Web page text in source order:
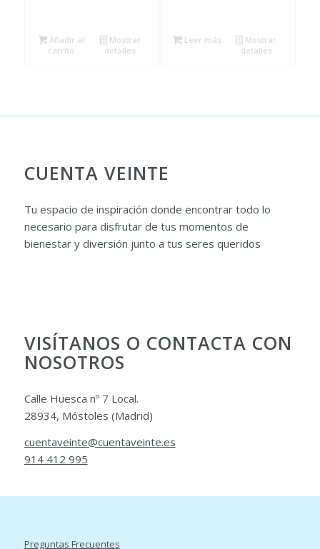
Añadir al
carrito
Mostrar
detalles
Leer más
Mostrar
detalles
CUENTA VEINTE
Tu espacio de inspiración donde encontrar todo lo
necesario para disfrutar de tus momentos de
bienestar y diversión junto a tus seres queridos
VISÍTANOS O CONTACTA CON
NOSOTROS
Calle Huesca nº 7 Local.
28934, Móstoles (Madrid)
cuentaveinte@cuentaveinte.es
914 412 995
Preguntas Frecuentes